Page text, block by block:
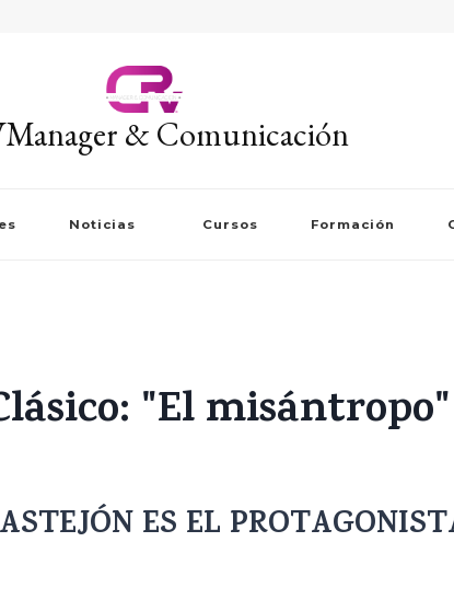
& Comunicación
Noticias Cursos Formación
"El misántropo"
ES EL